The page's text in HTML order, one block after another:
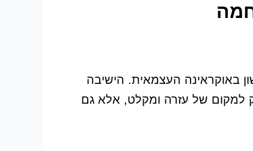
באוקראינה העצמאית. הישיבה
למקום של עזרה ומקלט, אלא גם